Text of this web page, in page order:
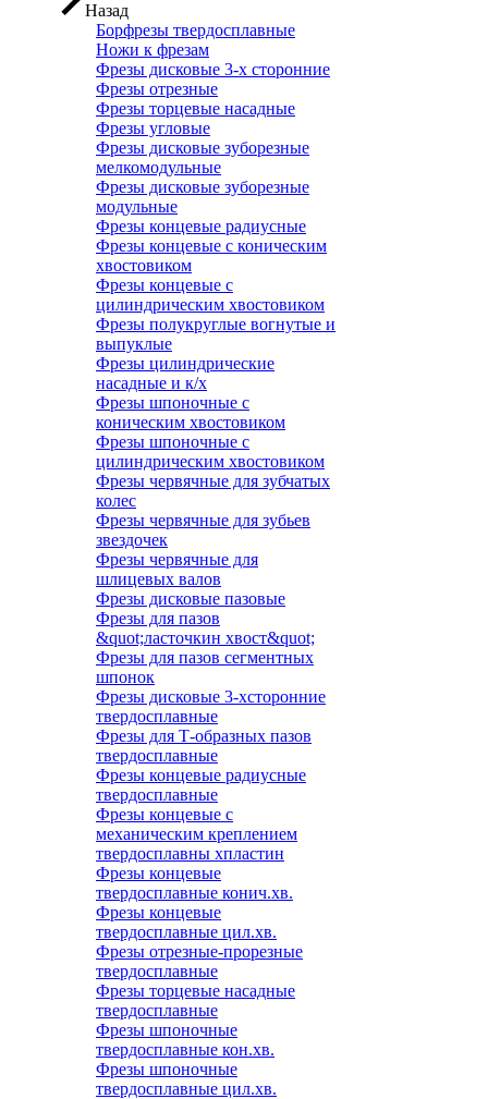
Назад
Борфрезы твердосплавные
Ножи к фрезам
Фрезы дисковые 3-х сторонние
Фрезы отрезные
Фрезы торцевые насадные
Фрезы угловые
Фрезы дисковые зуборезные
мелкомодульные
Фрезы дисковые зуборезные
модульные
Фрезы концевые радиусные
Фрезы концевые с коническим
хвостовиком
Фрезы концевые с
цилиндрическим хвостовиком
Фрезы полукруглые вогнутые и
выпуклые
Фрезы цилиндрические
насадные и к/х
Фрезы шпоночные с
коническим хвостовиком
Фрезы шпоночные с
цилиндрическим хвостовиком
Фрезы червячные для зубчатых
колес
Фрезы червячные для зубьев
звездочек
Фрезы червячные для
шлицевых валов
Фрезы дисковые пазовые
Фрезы для пазов
&quot;ласточкин хвост&quot;
Фрезы для пазов сегментных
шпонок
Фрезы дисковые 3-хсторонние
твердосплавные
Фрезы для Т-образных пазов
твердосплавные
Фрезы концевые радиусные
твердосплавные
Фрезы концевые с
механическим креплением
твердосплавны хпластин
Фрезы концевые
твердосплавные конич.хв.
Фрезы концевые
твердосплавные цил.хв.
Фрезы отрезные-прорезные
твердосплавные
Фрезы торцевые насадные
твердосплавные
Фрезы шпоночные
твердосплавные кон.хв.
Фрезы шпоночные
твердосплавные цил.хв.